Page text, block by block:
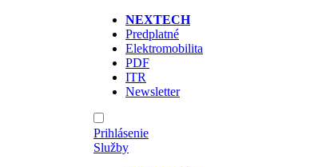
NEXTECH
Predplatné
Elektromobilita
PDF
ITR
Newsletter
Prihlásenie
Služby